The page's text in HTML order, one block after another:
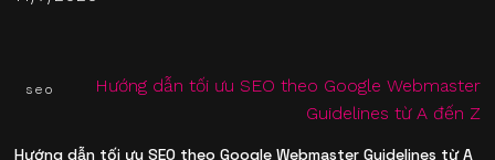
seo
Hướng dẫn tối ưu SEO theo Google Webmaster Guidelines từ A